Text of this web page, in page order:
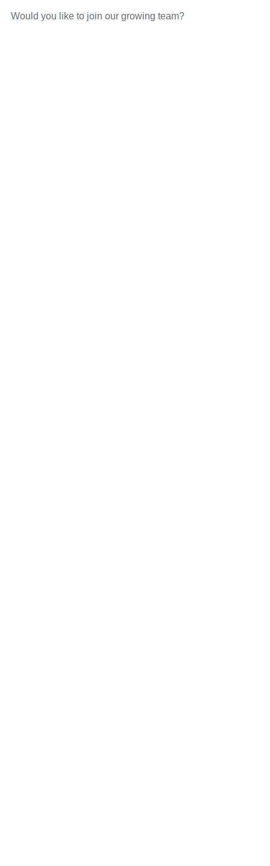
Would you like to join our growing team?